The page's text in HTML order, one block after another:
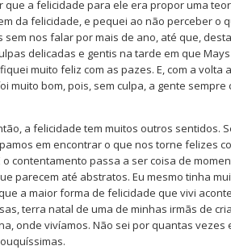
que a felicidade para ele era propor uma
da felicidade, e pequei ao não perceber o
nos falar por mais de ano, até que,
delicadas e gentis na tarde em que
muito feliz com as pazes. E, com a volta
muito bom, pois, sem culpa, a gente
a felicidade tem muitos outros sentidos.
em encontrar o que nos torne felizes
o contentamento passa a ser coisa de
parecem até abstratos. Eu mesmo tinha
a maior forma de felicidade que vivi
terra natal de uma de minhas irmãs de
onde vivíamos. Não sei por quantas vezes